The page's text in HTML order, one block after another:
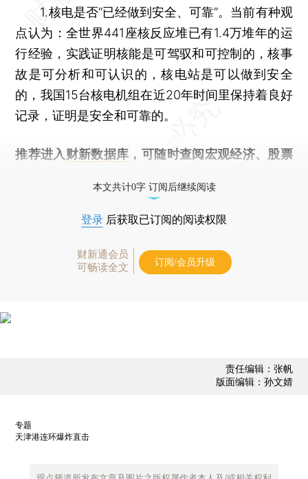
1.核电是否“已经做到安全、可靠”。当前有种观
点认为：全世界441座核反应堆已有1.4万堆年的运
行经验，实践证明核能是可驾驭和可控制的，核事
故是可分析和可认识的，核电站是可以做到安全
的，我国15台核电机组在近20年时间里保持着良好
记录，证明是安全和可靠的。
推荐进入 财新数据库 ，可随时查阅宏观经济、股票
本文共计0字 订阅后继续阅读
登录 后获取已订阅的阅读权限
财新通会员
可畅读全文
订阅/会员升级
责任编辑：张帆
版面编辑：孙文婧
专题
天津港连环爆炸直击